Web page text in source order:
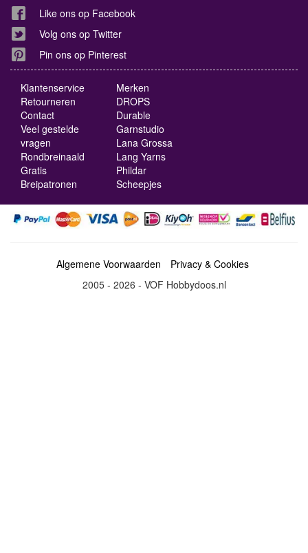
Like ons op Facebook
Volg ons op Twitter
Pin ons op Pinterest
Klantenservice
Retourneren
Contact
Veel gestelde
vragen
Rondbreinaald
Gratis
Breipatronen
Merken
DROPS
Durable
Garnstudio
Lana Grossa
Lang Yarns
Phildar
Scheepjes
Algemene Voorwaarden
Privacy & Cookies
2005 - 2026 - VOF Hobbydoos.nl